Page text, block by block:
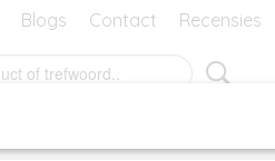
Blogs Contact Recensies